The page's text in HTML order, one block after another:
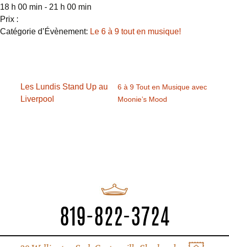
18 h 00 min - 21 h 00 min
Prix :
Catégorie d’Évènement: Le 6 à 9 tout en musique!
Les Lundis Stand Up au
Liverpool
6 à 9 Tout en Musique avec
Moonie’s Mood
819-822-3724